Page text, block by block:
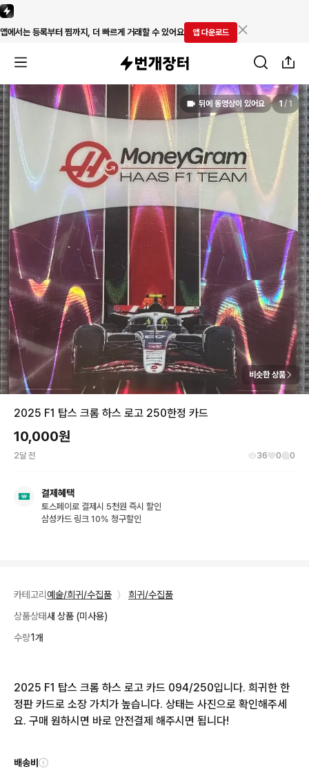
앱에서는 등록부터 찜까지, 더 빠르게 거래할 수 있어요 앱 다운로드
뒤에 동영상이 있어요 1 / 1
비슷한 상품
2025 F1 탑스 크롬 하스 로고 250한정 카드
10,000원
2달 전 36 0 0
결제혜택
토스페이로 결제시 5천원 즉시 할인
삼성카드 링크 10% 청구할인
카테고리 예술/희귀/수집품 〉
희귀/수집품
상품상태새 상품 (미사용)
수량1개
2025 F1 탑스 크롬 하스 로고 카드 094/250입니다. 희귀한 한
정판 카드로 소장 가치가 높습니다. 상태는 사진으로 확인해주세
요. 구매 원하시면 바로 안전결제 해주시면 됩니다!
배송비